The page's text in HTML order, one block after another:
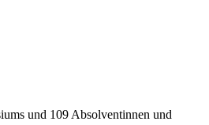
und 109 Absolventinnen und